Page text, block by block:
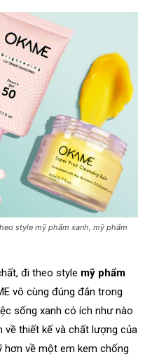
style mỹ phẩm xanh, mỹ phẩm
đi theo style mỹ phẩm
vô cùng đúng đắn trong
sống xanh có ích như nào
về thiết kế và chất lượng của
hơn về một em kem chống